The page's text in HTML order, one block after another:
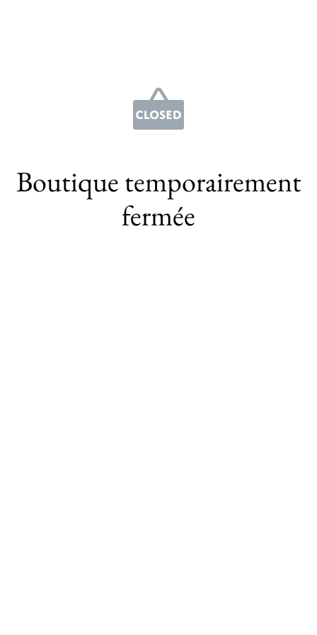
Boutique temporairement
fermée